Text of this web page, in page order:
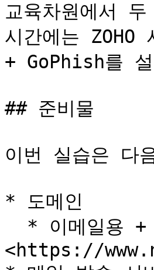
교육차원에서
시간에는
+ GoPhish를
## 준비물
이번 실습은 다
* 도메인
<https://